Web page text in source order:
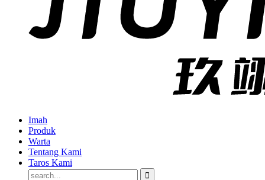
Imah
Produk
Warta
Tentang Kami
Taros Kami